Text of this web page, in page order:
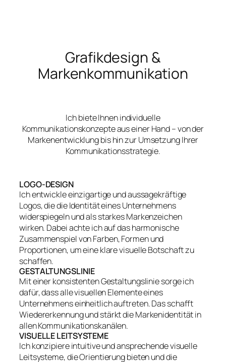
Grafikdesign &
Markenkommunikation
Ich biete Ihnen individuelle
Kommunikationskonzepte aus einer Hand – von der
Markenentwicklung bis hin zur Umsetzung Ihrer
Kommunikationsstrategie.
LOGO-DESIGN
Ich entwickle einzigartige und aussagekräftige
Logos, die die Identität eines Unternehmens
widerspiegeln und als starkes Markenzeichen
wirken. Dabei achte ich auf das harmonische
Zusammenspiel von Farben, Formen und
Proportionen, um eine klare visuelle Botschaft zu
schaffen.
GESTALTUNGSLINIE
Mit einer konsistenten Gestaltungslinie sorge ich
dafür, dass alle visuellen Elemente eines
Unternehmens einheitlich auftreten. Das schafft
Wiedererkennung und stärkt die Markenidentität in
allen Kommunikationskanälen.
VISUELLE LEITSYSTEME
Ich konzipiere intuitive und ansprechende visuelle
Leitsysteme, die Orientierung bieten und die